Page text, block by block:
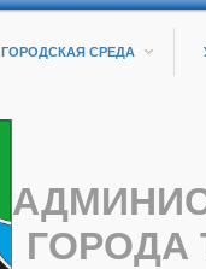
ГОРОДСКАЯ СРЕДА
ГОРОДА